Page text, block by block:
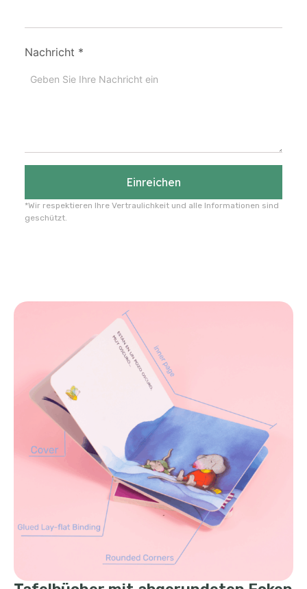
Nachricht *
Einreichen
*Wir respektieren Ihre Vertraulichkeit und alle Informationen sind
geschützt.